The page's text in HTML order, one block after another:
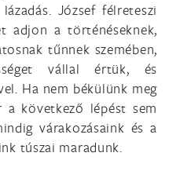
József félreteszi
adjon a történéseknek,
tűnnek szemében,
vállal értük, és
Ha nem békülünk meg
következő lépést sem
várakozásaink és a
túszai maradunk.